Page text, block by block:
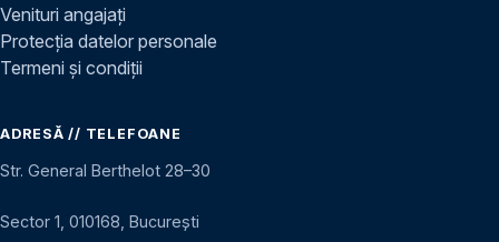
Venituri angajați
Protecția datelor personale
Termeni și condiții
ADRESĂ // TELEFOANE
Str. General Berthelot 28–30
Sector 1, 010168, București